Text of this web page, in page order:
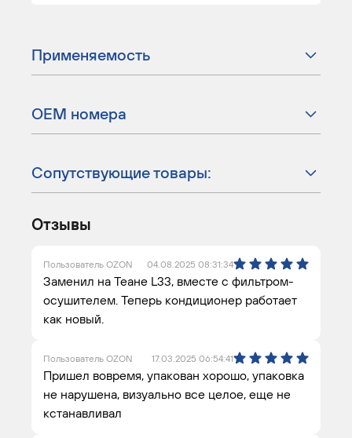
Применяемость
ОЕМ номера
Сопутствующие товары:
Отзывы
Пользователь OZON 04.08.2025 08:31:34
Заменил на Теане L33, вместе с фильтром-
осушителем. Теперь кондиционер работает
как новый.
Пользователь OZON 17.03.2025 06:54:41
Пришел вовремя, упакован хорошо, упаковка
не нарушена, визуально все целое, еще не
кстанавливал